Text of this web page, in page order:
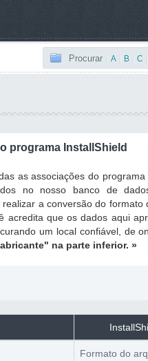
Procurar A B C
programa InstallShield
as associações do
no nosso banco de
a conversão do
acredita que os dados aqui
um local confiável, de
na parte inferior. »
Formato do